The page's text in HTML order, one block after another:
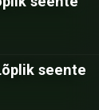
seente